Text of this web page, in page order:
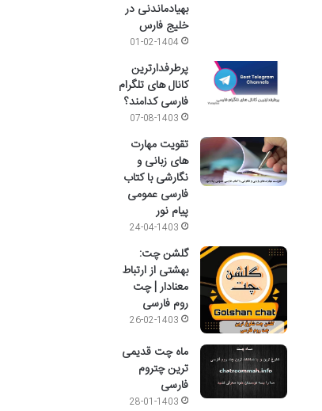
بهیادماندنی در
خلیج فارس
01-02-1404
پرطرفدارترین
کانال های تلگرام
فارسی کدامند؟
07-08-1403
تقویت مهارت
های زبانی و
نگارشی با کتاب
فارسی عمومی
پیام نور
24-04-1403
گلشن چت:
بهشتی از ارتباط
معنادار | چت
روم فارسی
26-02-1403
ماه چت قدیمی
ترین چتروم
فارسی
28-01-1403